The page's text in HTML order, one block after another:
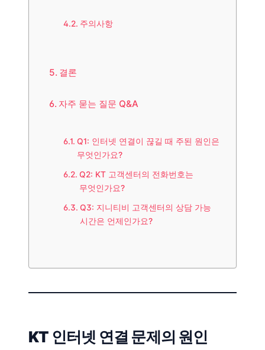
주의사항
결론
자주 묻는 질문 Q&A
Q1: 인터넷 연결이 끊길 때 주된 원인은
무엇인가요?
Q2: KT 고객센터의 전화번호는
무엇인가요?
Q3: 지니티비 고객센터의 상담 가능
시간은 언제인가요?
KT 인터넷 연결 문제의 원인